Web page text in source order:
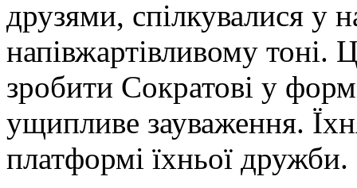
друзями, спілкувалися у
напівжартівливому тоні.
зробити Сократові у
ущипливе зауваження.
платформі їхньої дружби.